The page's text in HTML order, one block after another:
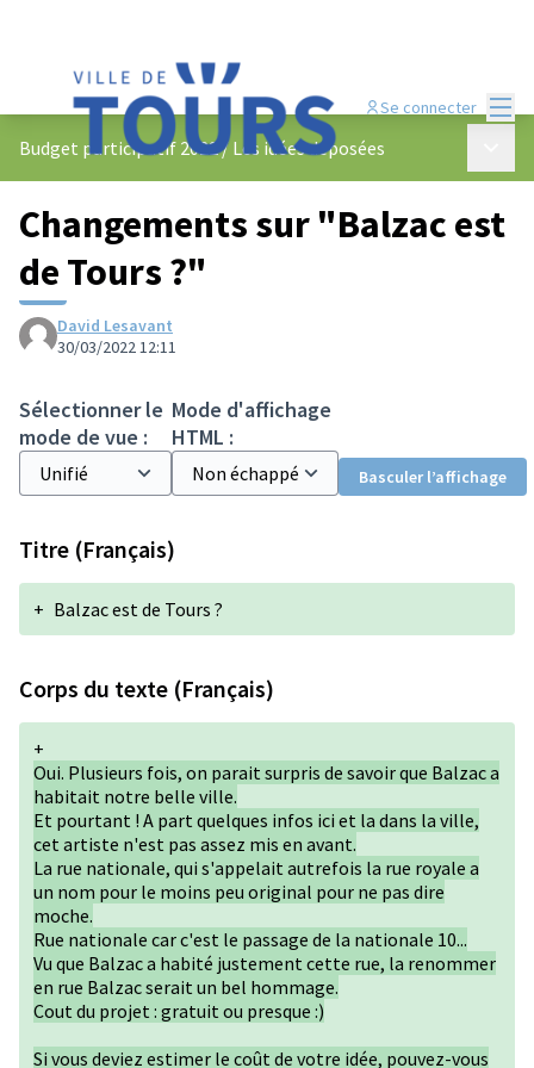
Se connecter
Budget participatif 2022/ Les idées déposées
Changements sur "Balzac est
de Tours ?"
David Lesavant
30/03/2022 12:11
Sélectionner le
mode de vue :
Mode d'affichage
HTML :
Basculer l’affichage
Titre (Français)
+ Balzac est de Tours ?
Corps du texte (Français)
+
Oui. Plusieurs fois, on parait surpris de savoir que Balzac a
habitait notre belle ville.
Et pourtant ! A part quelques infos ici et la dans la ville,
cet artiste n'est pas assez mis en avant.
La rue nationale, qui s'appelait autrefois la rue royale a
un nom pour le moins peu original pour ne pas dire
moche.
Rue nationale car c'est le passage de la nationale 10...
Vu que Balzac a habité justement cette rue, la renommer
en rue Balzac serait un bel hommage.
Cout du projet : gratuit ou presque :)
Si vous deviez estimer le coût de votre idée, pouvez-vous